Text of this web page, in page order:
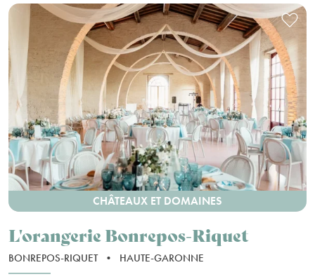
CHÂTEAUX ET DOMAINES
L'orangerie Bonrepos-Riquet
BONREPOS-RIQUET • HAUTE-GARONNE